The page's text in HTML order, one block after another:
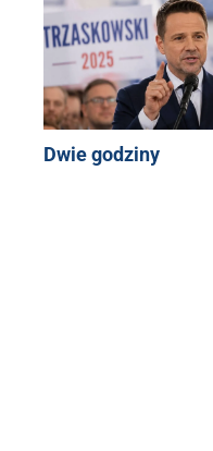
Dwie godziny